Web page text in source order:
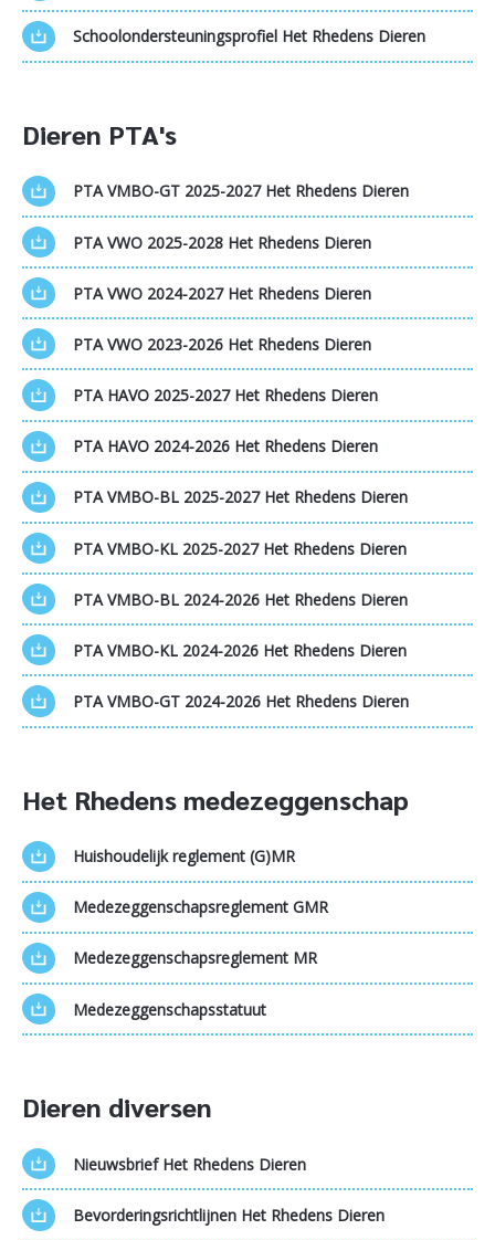
Schoolondersteuningsprofiel Het Rhedens Dieren
Dieren PTA's
PTA VMBO-GT 2025-2027 Het Rhedens Dieren
PTA VWO 2025-2028 Het Rhedens Dieren
PTA VWO 2024-2027 Het Rhedens Dieren
PTA VWO 2023-2026 Het Rhedens Dieren
PTA HAVO 2025-2027 Het Rhedens Dieren
PTA HAVO 2024-2026 Het Rhedens Dieren
PTA VMBO-BL 2025-2027 Het Rhedens Dieren
PTA VMBO-KL 2025-2027 Het Rhedens Dieren
PTA VMBO-BL 2024-2026 Het Rhedens Dieren
PTA VMBO-KL 2024-2026 Het Rhedens Dieren
PTA VMBO-GT 2024-2026 Het Rhedens Dieren
Het Rhedens medezeggenschap
Huishoudelijk reglement (G)MR
Medezeggenschapsreglement GMR
Medezeggenschapsreglement MR
Medezeggenschapsstatuut
Dieren diversen
Nieuwsbrief Het Rhedens Dieren
Bevorderingsrichtlijnen Het Rhedens Dieren